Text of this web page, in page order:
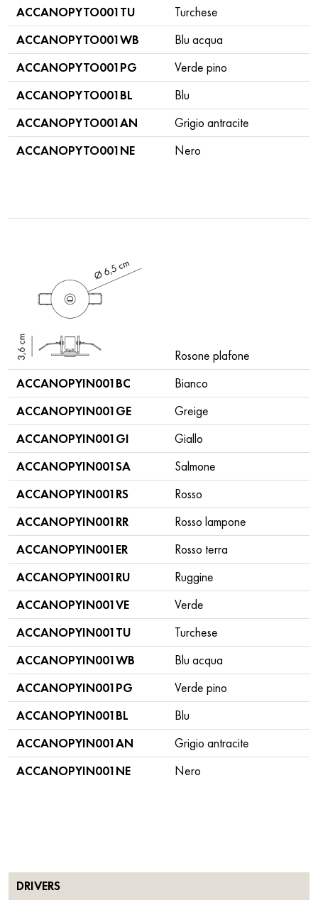
ACCANOPYTO001TU
Turchese
ACCANOPYTO001WB
Blu acqua
ACCANOPYTO001PG
Verde pino
ACCANOPYTO001BL
Blu
ACCANOPYTO001AN
Grigio antracite
ACCANOPYTO001NE
Nero
Rosone plafone
ACCANOPYIN001BC
Bianco
ACCANOPYIN001GE
Greige
ACCANOPYIN001GI
Giallo
ACCANOPYIN001SA
Salmone
ACCANOPYIN001RS
Rosso
ACCANOPYIN001RR
Rosso lampone
ACCANOPYIN001ER
Rosso terra
ACCANOPYIN001RU
Ruggine
ACCANOPYIN001VE
Verde
ACCANOPYIN001TU
Turchese
ACCANOPYIN001WB
Blu acqua
ACCANOPYIN001PG
Verde pino
ACCANOPYIN001BL
Blu
ACCANOPYIN001AN
Grigio antracite
ACCANOPYIN001NE
Nero
DRIVERS